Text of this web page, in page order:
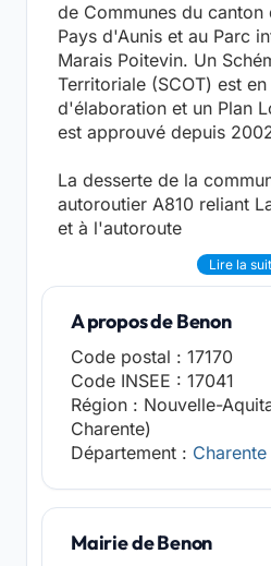
de Communes du
Pays d'Aunis et au Parc
Marais Poitevin. Un
Territoriale (SCOT) est
d'élaboration et un Plan
est approuvé depuis
La desserte de la
autoroutier A810 reliant
et à l'autoroute
Lire la
A propos de Benon
Code postal : 17170
Code INSEE : 17041
Région : Nouvelle-
Charente)
Département :
Mairie de Benon